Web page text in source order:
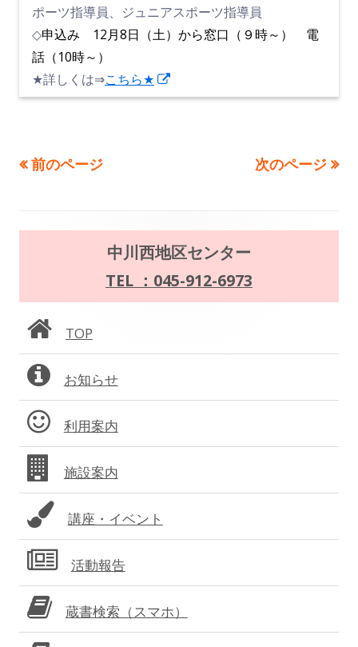
ポーツ指導員、ジュニアスポーツ指導員
◇申込み 12月8日（土）から窓口（９時～） 電
話（10時～）
★詳しくは⇒こちら★
し
ウ
で
開
き
投
の
ー
ジ
送
り
前のページ 次のページ
ン
サ
イ
ド
バ
ー
中川西地区センター
TEL ：045-912-6973
TOP
お知らせ
利用案内
施設案内
講座・イベント
活動報告
蔵書検索（スマホ）